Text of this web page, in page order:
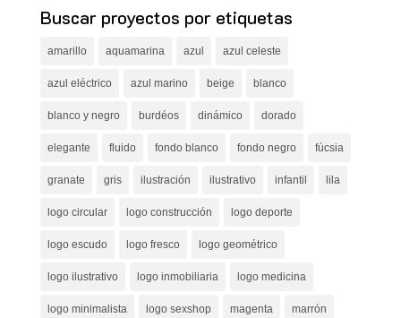
Buscar proyectos por etiquetas
amarillo aquamarina azul azul celeste
azul eléctrico azul marino beige blanco
blanco y negro burdéos dinámico dorado
elegante fluido fondo blanco fondo negro fúcsia
granate gris ilustración ilustrativo infantil lila
logo circular logo construcción logo deporte
logo escudo logo fresco logo geométrico
logo ilustrativo logo inmobiliaria logo medicina
logo minimalista logo sexshop magenta marrón